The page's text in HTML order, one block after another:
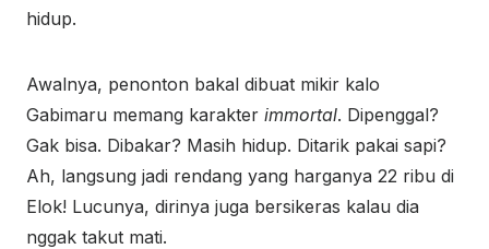
hidup.
Awalnya, penonton bakal dibuat mikir kalo
Gabimaru memang karakter immortal. Dipenggal?
Gak bisa. Dibakar? Masih hidup. Ditarik pakai sapi?
Ah, langsung jadi rendang yang harganya 22 ribu di
Elok! Lucunya, dirinya juga bersikeras kalau dia
nggak takut mati.